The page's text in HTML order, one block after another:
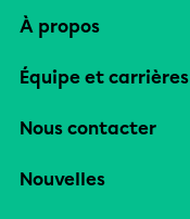
À propos
Équipe et carrières
Nous contacter
Nouvelles